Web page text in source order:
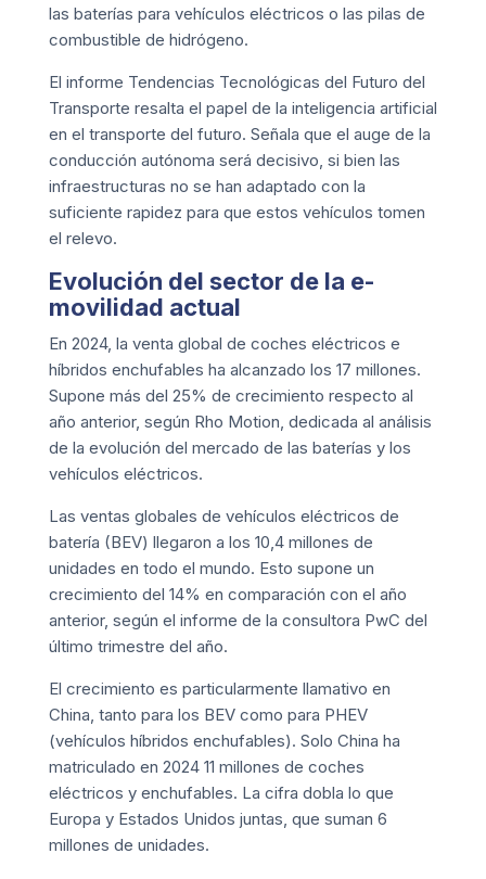
las baterías para vehículos eléctricos o las pilas de
combustible de hidrógeno.
El informe Tendencias Tecnológicas del Futuro del
Transporte resalta el papel de la inteligencia artificial
en el transporte del futuro. Señala que el auge de la
conducción autónoma será decisivo, si bien las
infraestructuras no se han adaptado con la
suficiente rapidez para que estos vehículos tomen
el relevo.
Evolución del sector de la e-
movilidad actual
En 2024, la venta global de coches eléctricos e
híbridos enchufables ha alcanzado los 17 millones.
Supone más del 25% de crecimiento respecto al
año anterior, según Rho Motion, dedicada al análisis
de la evolución del mercado de las baterías y los
vehículos eléctricos.
Las ventas globales de vehículos eléctricos de
batería (BEV) llegaron a los 10,4 millones de
unidades en todo el mundo. Esto supone un
crecimiento del 14% en comparación con el año
anterior, según el informe de la consultora PwC del
último trimestre del año.
El crecimiento es particularmente llamativo en
China, tanto para los BEV como para PHEV
(vehículos híbridos enchufables). Solo China ha
matriculado en 2024 11 millones de coches
eléctricos y enchufables. La cifra dobla lo que
Europa y Estados Unidos juntas, que suman 6
millones de unidades.